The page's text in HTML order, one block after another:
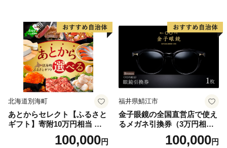
北海道別海町
あとからセレクト【ふるさと
ギフト】寄附10万円相当 あ
とから選べる！ ギフト いく
ら ほたて 海鮮 牛肉 別海町
100,000円
福井県鯖江市
金子眼鏡の全国直営店で使え
るメガネ引換券（3万円相
100,000円